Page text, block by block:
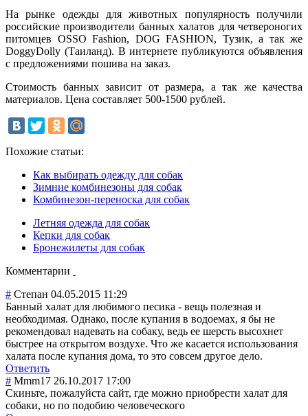
На рынке одежды для животных популярность получили
российские производители банных халатов для четвероногих
питомцев OSSO Fashion, DOG FASHION, Тузик, а так же
DoggyDolly (Таиланд). В интернете публикуются объявления
с предложениями пошива на заказ.
Стоимость банных зависит от размера, а так же качества
материалов. Цена составляет 500-1500 рублей.
Похожие статьи:
Как выбирать одежду для собак
Зимние комбинезоны для собак
Комбинезон-переноска для собак
Летняя одежда для собак
Кепки для собак
Бронежилеты для собак
Комментарии
# Степан 04.05.2015 11:29
Банный халат для любимого песика - вещь полезная и
необходимая. Однако, после купания в водоемах, я бы не
рекомендовал надевать на собаку, ведь ее шерсть высохнет
быстрее на открытом воздухе. Что же касается использования
халата после купания дома, то это совсем другое дело.
Ответить
# Mmm17 26.10.2017 17:00
Скиньте, пожалуйста сайт, где можно приобрести халат для
собаки, но по подобию человеческого